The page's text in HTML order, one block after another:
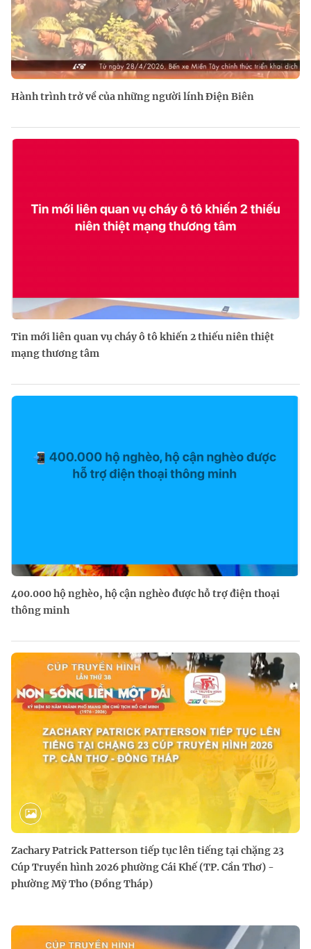
Hành trình trở về của những người lính Điện Biên
Tin mới liên quan vụ cháy ô tô khiến 2 thiếu niên thiệt
mạng thương tâm
400.000 hộ nghèo, hộ cận nghèo được hỗ trợ điện thoại
thông minh
Zachary Patrick Patterson tiếp tục lên tiếng tại chặng 23
Cúp Truyền hình 2026 phường Cái Khế (TP. Cần Thơ) -
phường Mỹ Tho (Đồng Tháp)